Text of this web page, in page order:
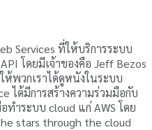
Services ที่ให้บริการระบบ
โดยมีเจ้าของคือ Jeff Bezos
พวกเราได้ดูหนังในระบบ
ได้มีการสร้างความร่วมมือกับ
ทำระบบ cloud แก่ AWS โดย
stars through the cloud